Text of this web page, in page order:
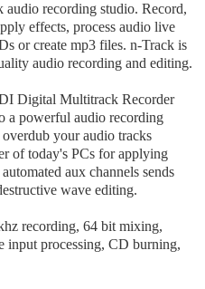
audio recording studio. Record,
effects, process audio live
or create mp3 files. n-Track is
audio recording and editing.
Digital Multitrack Recorder
a powerful audio recording
your audio tracks
of today's PCs for applying
aux channels sends
wave editing.
recording, 64 bit mixing,
input processing, CD burning,